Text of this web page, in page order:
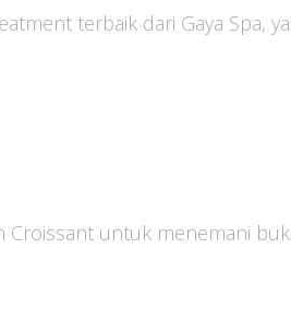
terbaik dari Gaya Spa,
Croissant untuk menemani